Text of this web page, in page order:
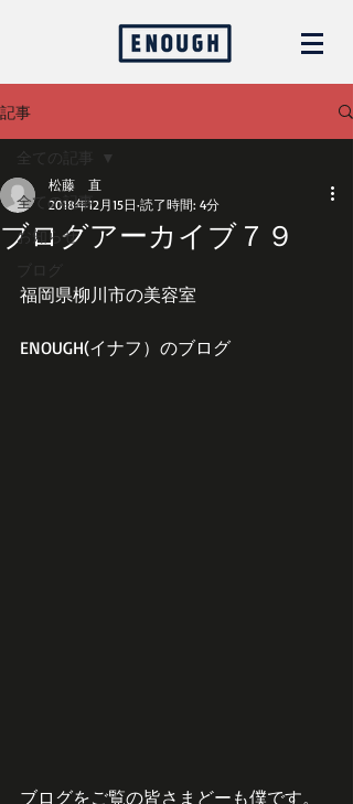
記事
全ての記事
お知らせ
ブログ
全ての記事
ブログアーカイブ７９
松藤 直
2018年12月15日 読了時間: 4分
福岡県柳川市の美容室
ENOUGH(イナフ）のブログ
ブログをご覧の皆さまどーも僕です。